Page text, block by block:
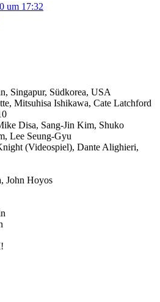
um 17:32
Singapur, Südkorea, USA
Mitsuhisa Ishikawa, Cate Latchford
Disa, Sang-Jin Kim, Shuko
Lee Seung-Gyu
(Videospiel), Dante Alighieri,
John Hoyos